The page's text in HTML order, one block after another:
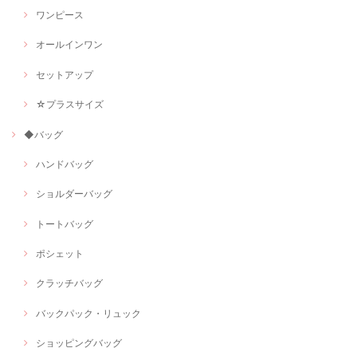
ワンピース
オールインワン
セットアップ
☆プラスサイズ
◆バッグ
ハンドバッグ
ショルダーバッグ
トートバッグ
ポシェット
クラッチバッグ
バックパック・リュック
ショッピングバッグ